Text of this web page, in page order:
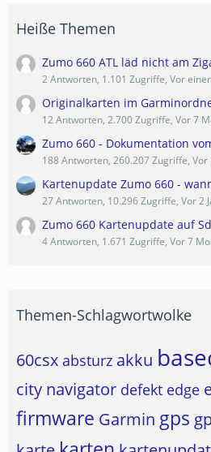
Heiße Themen
Zumo 660 ATL läd nicht am
2 Antworten, 1.101 Zugriffe, Vor
Originalkarten im
12 Antworten, 2.700 Zugriffe, Vor 7
Zumo 660 - Dokumentation
188 Antworten, 260.207 Zugriffe, Vor
Kartenupdate Zumo 660 -
27 Antworten, 10.296 Zugriffe, Vor 2
Zumo 660 Kartenupdate auf
4 Antworten, 1.671 Zugriffe, Vor 7
Themen-Schlagwortwolke
60csx absturz akku
city navigator defekt edge
firmware Garmin gps